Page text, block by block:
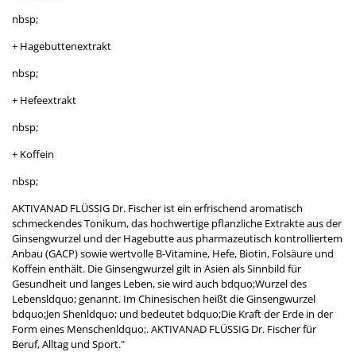
nbsp;
+ Hagebuttenextrakt
nbsp;
+ Hefeextrakt
nbsp;
+ Koffein
nbsp;
AKTIVANAD FLÜSSIG Dr. Fischer ist ein erfrischend aromatisch
schmeckendes Tonikum, das hochwertige pflanzliche Extrakte aus der
Ginsengwurzel und der Hagebutte aus pharmazeutisch kontrolliertem
Anbau (GACP) sowie wertvolle B-Vitamine, Hefe, Biotin, Folsäure und
Koffein enthält. Die Ginsengwurzel gilt in Asien als Sinnbild für
Gesundheit und langes Leben, sie wird auch bdquo;Wurzel des
Lebensldquo; genannt. Im Chinesischen heißt die Ginsengwurzel
bdquo;Jen Shenldquo; und bedeutet bdquo;Die Kraft der Erde in der
Form eines Menschenldquo;. AKTIVANAD FLÜSSIG Dr. Fischer für
Beruf, Alltag und Sport."